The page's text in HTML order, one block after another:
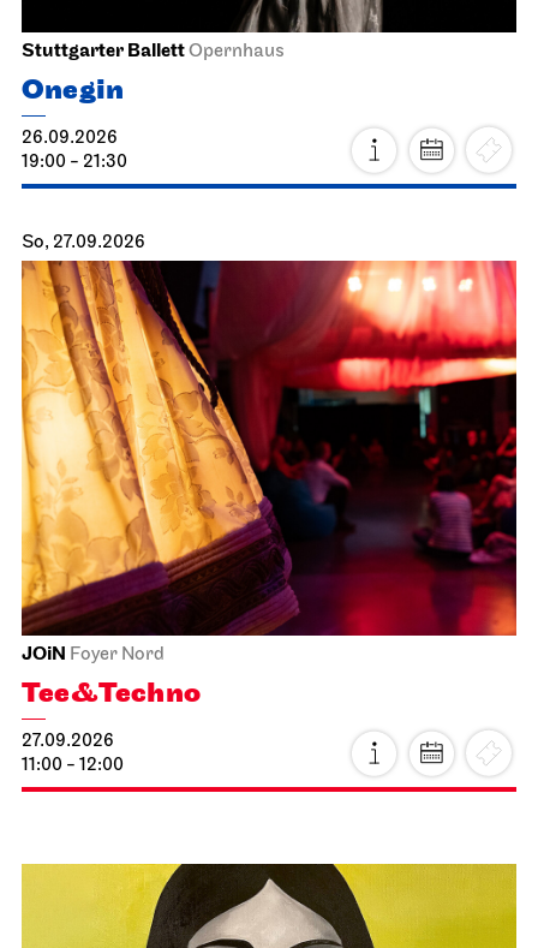
Stuttgarter BallettOpernhaus
Onegin
26.09.2026
19:00 - 21:30
So, 27.09.2026
JOiN Foyer Nord
Tee&Techno
27.09.2026
11:00 - 12:00